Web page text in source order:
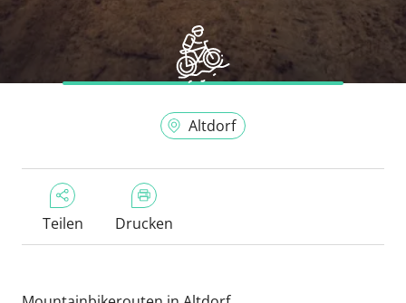
Altdorf
Teilen Drucken